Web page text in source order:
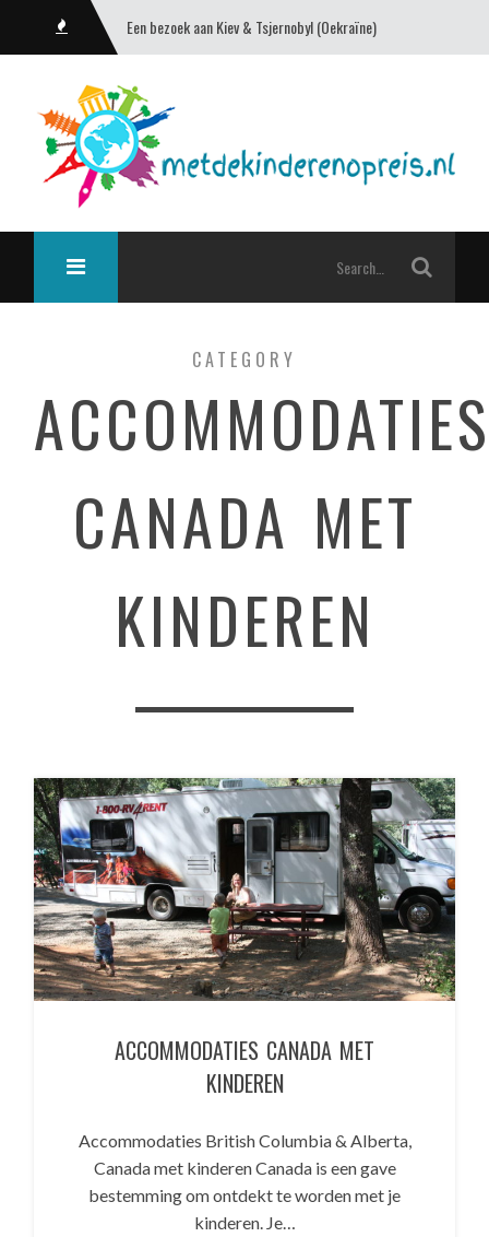
Een bezoek aan Kiev & Tsjernobyl (Oekraïne)
CATEGORY
CANADA MET
KINDEREN
ACCOMMODATIES CANADA MET
KINDEREN
Accommodaties British Columbia & Alberta,
Canada met kinderen Canada is een gave
bestemming om ontdekt te worden met je
kinderen. Je…